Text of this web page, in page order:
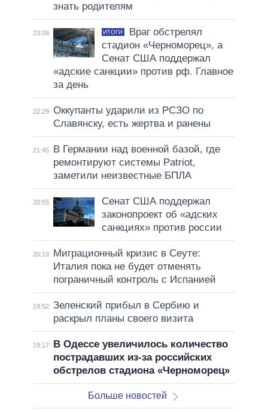
знать родителям
23:09 ИТОГИ
Враг обстрелял
стадион «Черноморец», а
Сенат США поддержал
«адские санкции» против рф. Главное
за день
22:29 Оккупанты ударили из РСЗО по
Славянску, есть жертва и ранены
21:45
В Германии над военной базой, где
ремонтируют системы Patriot,
заметили неизвестные БПЛА
20:55
Сенат США поддержал
законопроект об «адских
санкциях» против россии
20:19
Миграционный кризис в Сеуте:
Италия пока не будет отменять
пограничный контроль с Испанией
19:52 Зеленский прибыл в Сербию и
раскрыл планы своего визита
19:17
В Одессе увеличилось количество
пострадавших из-за российских
обстрелов стадиона «Черноморец»
Больше новостей